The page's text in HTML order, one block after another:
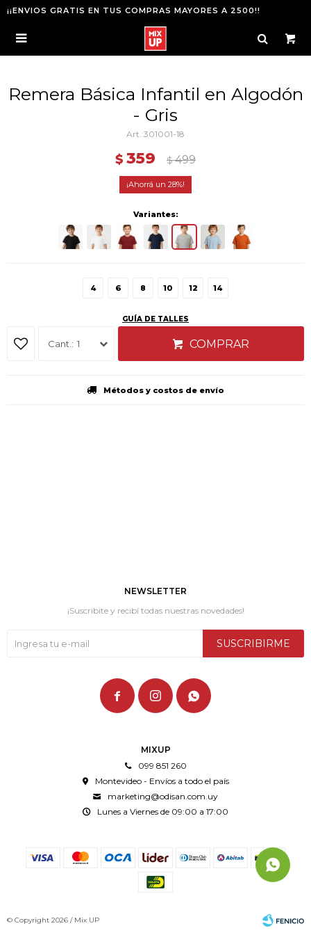
¡¡ENVIOS GRATIS EN TUS COMPRAS MAYORES A 2500!!

Remera Básica Infantil en Algodón
- Gris
301001-18
$ 359 $ 499
28
Variantes:
4 6 8 10 12 14
GUÍA DE TALLES
1 COMPRAR
Métodos y costos de envío
MIXUP
099 851 260
Montevideo - Envíos a todo el país
marketing@odisan.com.uy
Lunes a Viernes de 09:00 a 17:00
NEWSLETTER
¡Suscribite y recibí todas nuestras novedades!
SUSCRIBIRME
  
© Copyright 2026 / Mix UP